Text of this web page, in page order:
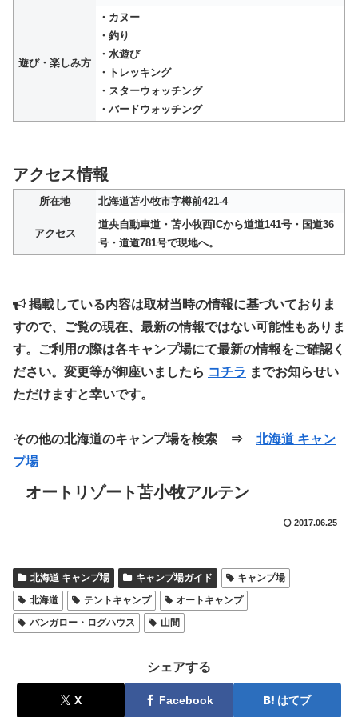
遊び・楽しみ方
・カヌー
・釣り
・水遊び
・トレッキング
・スターウォッチング
・バードウォッチング
アクセス情報
所在地 北海道苫小牧市字樽前421-4
アクセス
道央自動車道・苫小牧西ICから道道141号・国道36
号・道道781号で現地へ。
掲載している内容は取材当時の情報に基づいておりま
すので、ご覧の現在、最新の情報ではない可能性もありま
す。ご利用の際は各キャンプ場にて最新の情報をご確認く
ださい。変更等が御座いましたら コチラ までお知らせい
ただけますと幸いです。
その他の北海道のキャンプ場を検索 ⇒ 北海道 キャン
プ場
オートリゾート苫小牧アルテン
2017.06.25
北海道 キャンプ場 キャンプ場ガイド
キャンプ場
北海道
テントキャンプ
オートキャンプ
バンガロー・ログハウス
山間
シェアする
X Facebook はてブ